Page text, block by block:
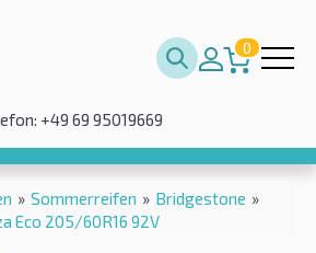
0
+49 69 95019669
» Sommerreifen » Bridgestone »
Eco 205/60R16 92V